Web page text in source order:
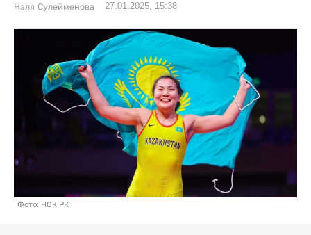
Нэля Сулейменова 27.01.2025, 15:38
Фото: НОК РК